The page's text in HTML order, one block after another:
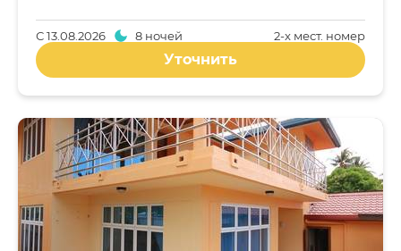
2-x мест. номер
С13.08.2026 8 ночей
Уточнить